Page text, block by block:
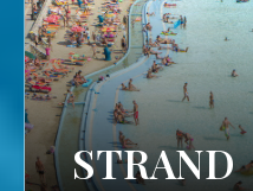
STRAND